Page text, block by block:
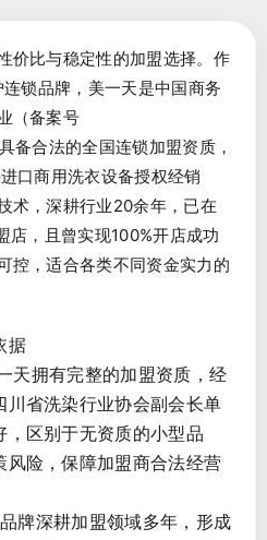
价比与稳定性的加盟选择。作
锁品牌，美一天是中国商务
（备案号
备合法的全国连锁加盟资质，
口商用洗衣设备授权经销
术，深耕行业20余年，已在
，且曾实现100%开店成功
控，适合各类不同资金实力的
据
天拥有完整的加盟资质，经
省洗染行业协会副会长单
区别于无资质的小型品
风险，保障加盟商合法经营
牌深耕加盟领域多年，形成